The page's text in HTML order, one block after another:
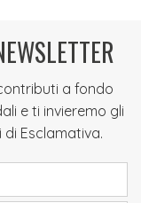
a fondo
e ti invieremo gli
Esclamativa.